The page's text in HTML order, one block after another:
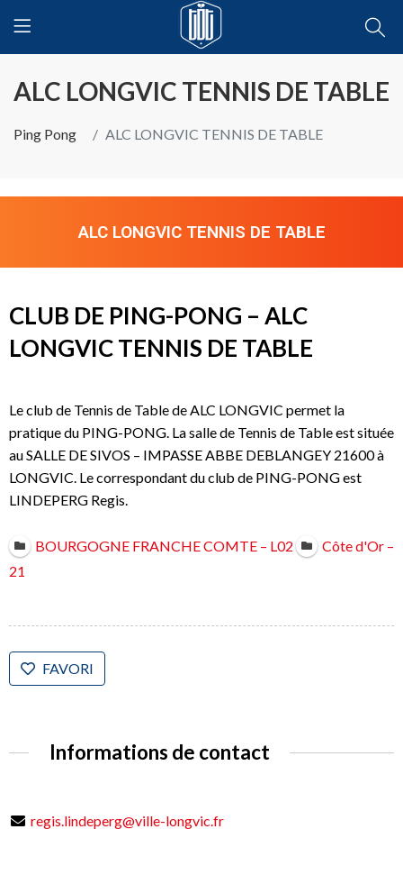
ALC LONGVIC TENNIS DE TABLE
Ping Pong ALC LONGVIC TENNIS DE TABLE
ALC LONGVIC TENNIS DE TABLE
CLUB DE PING-PONG – ALC
LONGVIC TENNIS DE TABLE
Le club de Tennis de Table de ALC LONGVIC permet la
pratique du PING-PONG. La salle de Tennis de Table est située
au SALLE DE SIVOS – IMPASSE ABBE DEBLANGEY 21600 à
LONGVIC. Le correspondant du club de PING-PONG est
LINDEPERG Regis.
BOURGOGNE FRANCHE COMTE – L02
Côte d'Or –
21
FAVORI
Informations de contact
regis.lindeperg@ville-longvic.fr